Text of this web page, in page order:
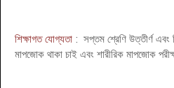
শিক্ষাগত যোগ্যতা : সপ্তম শ্রেণি উত্তীর্ণ এবং
মাপজোক থাকা চাই এবং শারীরিক মাপজোক